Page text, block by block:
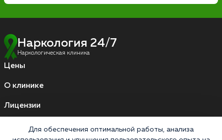
Наркология 24/7
Наркологическая клиника
Цены
О клинике
Лицензии
Условия проживания
Работаем по стандартам
Для обеспечения оптимальной работы, анализа